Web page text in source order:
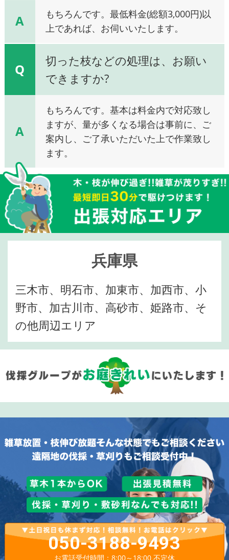
A
もちろんです。最低料金(総額3,000円)以
上であれば、お伺いいたします。
Q
切った枝などの処理は、お願い
できますか?
A
もちろんです。基本は料金内で対応致し
ますが、量が多くなる場合は事前に、ご
案内し、ご了承いただいた上で作業致し
ます。
兵庫県
三木市、明石市、加東市、加西市、小
野市、加古川市、高砂市、姫路市、そ
の他周辺エリア
050-3188-9493
お電話受付時間：8:00～18:00 不定休